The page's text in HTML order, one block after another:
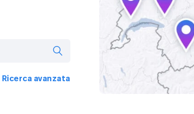
Ricerca avanzata